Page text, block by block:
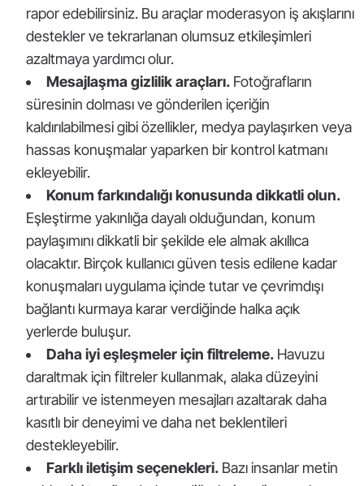
rapor edebilirsiniz. Bu araçlar moderasyon iş akışlarını
destekler ve tekrarlanan olumsuz etkileşimleri
azaltmaya yardımcı olur.
Mesajlaşma gizlilik araçları. Fotoğrafların
süresinin dolması ve gönderilen içeriğin
kaldırılabilmesi gibi özellikler, medya paylaşırken veya
hassas konuşmalar yaparken bir kontrol katmanı
ekleyebilir.
Konum farkındalığı konusunda dikkatli olun.
Eşleştirme yakınlığa dayalı olduğundan, konum
paylaşımını dikkatli bir şekilde ele almak akıllıca
olacaktır. Birçok kullanıcı güven tesis edilene kadar
konuşmaları uygulama içinde tutar ve çevrimdışı
bağlantı kurmaya karar verdiğinde halka açık
yerlerde buluşur.
Daha iyi eşleşmeler için filtreleme. Havuzu
daraltmak için filtreler kullanmak, alaka düzeyini
artırabilir ve istenmeyen mesajları azaltarak daha
kasıtlı bir deneyimi ve daha net beklentileri
destekleyebilir.
Farklı iletişim seçenekleri. Bazı insanlar metin